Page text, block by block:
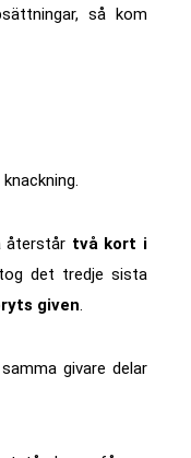
så kom
återstår två kort i
det tredje sista
given.
givare delar